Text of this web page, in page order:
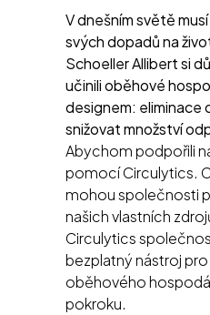
V dnešním světě
svých dopadů na
Schoeller Allibert si
učinili oběhové
designem: eliminace
snižovat množství
Abychom podpořili
pomocí Circulytics.
mohou společnosti
našich vlastních
Circulytics
bezplatný nástroj
oběhového
pokroku.